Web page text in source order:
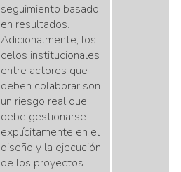
seguimiento basado
en resultados.
Adicionalmente, los
celos institucionales
entre actores que
deben colaborar son
un riesgo real que
debe gestionarse
explícitamente en el
diseño y la ejecución
de los proyectos.